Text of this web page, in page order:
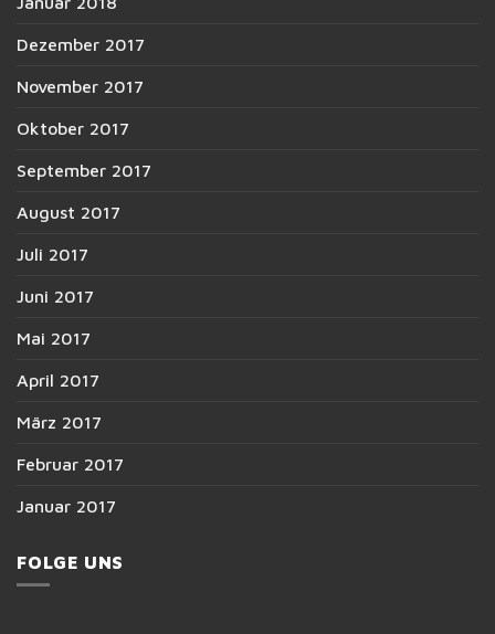
Dezember 2017
November 2017
Oktober 2017
September 2017
August 2017
Juli 2017
Juni 2017
Mai 2017
April 2017
März 2017
Februar 2017
Januar 2017
FOLGE UNS